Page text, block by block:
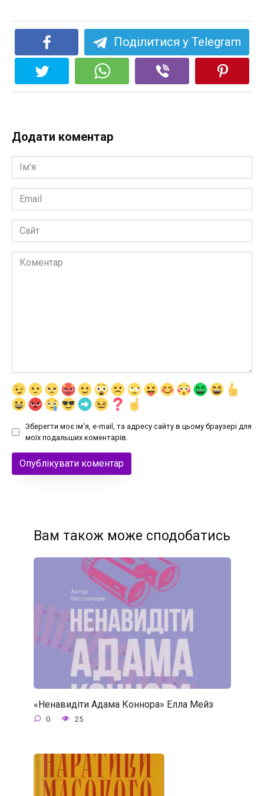
Поділитися у Telegram
Додати коментар
Ім'я
*
Email
*
Сайт
Коментар
Зберегти моє ім'я, e-mail, та адресу сайту в цьому браузері для
моїх подальших коментарів.
Вам також може сподобатись
«Ненавидіти Адама Коннора» Елла Мейз
0 25